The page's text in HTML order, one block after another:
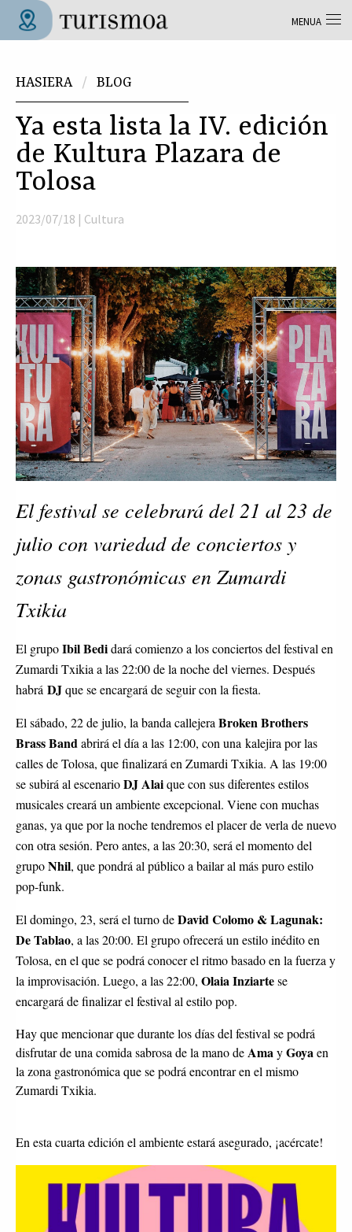
Skip to main content
HASIERA
BLOG
Ya esta lista la IV. edición
de Kultura Plazara de
Tolosa
2023/07/18 | Cultura
El festival se celebrará del 21 al 23 de
julio con variedad de conciertos y
zonas gastronómicas en Zumardi
Txikia
El grupoIbil Bedidará comienzo a los conciertos del festival en
Zumardi Txikia a las 22:00 de la noche del viernes. Después
habrá DJque se encargará de seguir con la fiesta.
El sábado, 22 de julio, la banda callejera Broken Brothers
Brass Bandabrirá el día a las 12:00, con una kalejira por las
calles de Tolosa, que finalizará en Zumardi Txikia. A las 19:00
se subirá al escenarioDJ Alaique con sus diferentes estilos
musicales creará un ambiente excepcional. Viene con muchas
ganas, ya que por la noche tendremos el placer de verla de nuevo
con otra sesión. Pero antes, a las 20:30, será el momento del
grupoNhil, que pondrá al público a bailar al más puro estilo
pop-funk.
El domingo, 23, será el turno deDavid Colomo & Lagunak:
De Tablao, a las 20:00. El grupo ofrecerá un estilo inédito en
Tolosa, en el que se podrá conocer el ritmo basado en la fuerza y
la improvisación. Luego, a las 22:00, Olaia Inziartese
encargará de finalizar el festival al estilo pop.
Hay que mencionar que durante los días del festival se podrá
disfrutar de una comida sabrosa de la mano deAmayGoyaen
la zona gastronómica que se podrá encontrar en el mismo
Zumardi Txikia.
En esta cuarta edición el ambiente estará asegurado, ¡acércate!
MENUA